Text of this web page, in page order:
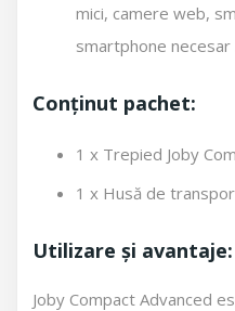
mici, camere web,
smartphone
Conținut pachet:
1 x Trepied Joby
1 x Husă de
Utilizare și avantaje:
Joby Compact Advanced